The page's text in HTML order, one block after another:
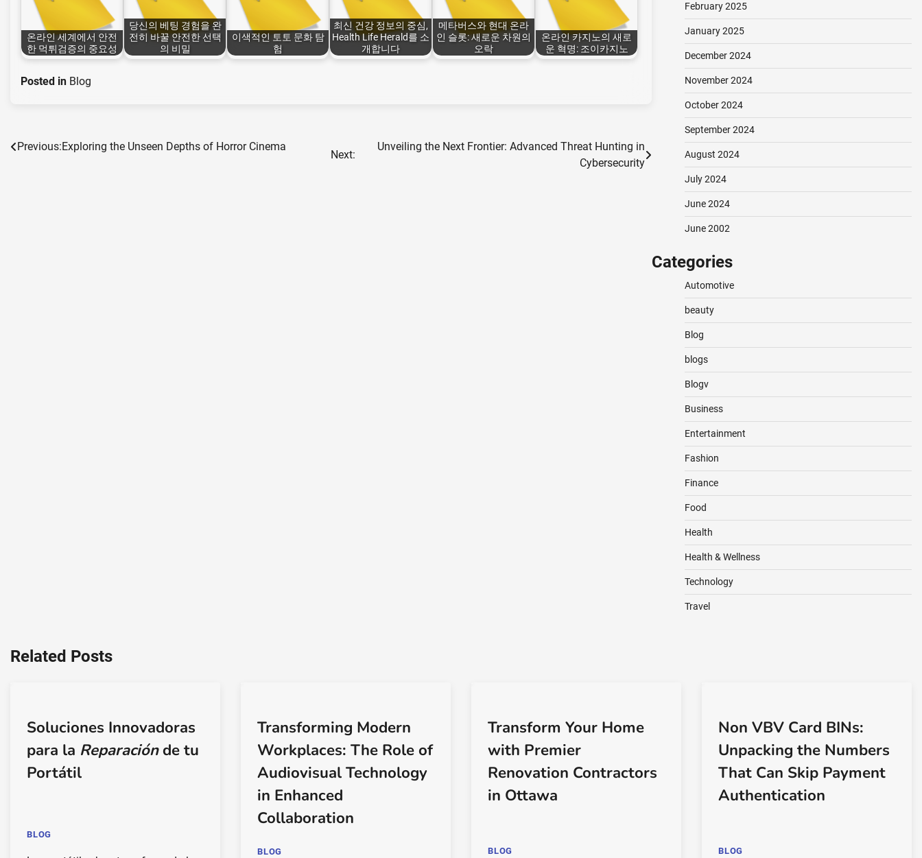
온라인 세계에서 안전
한 먹튀검증의 중요성
당신의 베팅 경험을 완
전히 바꿀 안전한 선택
의 비밀
이색적인 토토 문화 탐
험
최신 건강 정보의 중심,
Health Life Herald를 소
개합니다
메타버스와 현대 온라
인 슬롯: 새로운 차원의
오락
온라인 카지노의 새로
운 혁명: 조이카지노
Posted in Blog
Post
Previous:Exploring the Unseen Depths of Horror Cinema
Next:
Unveiling the Next Frontier: Advanced Threat Hunting in
Cybersecurity
February 2025
January 2025
December 2024
November 2024
October 2024
September 2024
August 2024
July 2024
June 2024
June 2002
Categories
Automotive
beauty
Blog
blogs
Blogv
Business
Entertainment
Fashion
Finance
Food
Health
Health & Wellness
Technology
Travel
Related Posts
Soluciones Innovadoras
para la Reparaciónde tu
Portátil
BLOG
Transforming Modern
Workplaces: The Role of
Audiovisual Technology
in Enhanced
Collaboration
BLOG
Transform Your Home
with Premier
Renovation Contractors
in Ottawa
BLOG
Non VBV Card BINs:
Unpacking the Numbers
That Can Skip Payment
Authentication
BLOG